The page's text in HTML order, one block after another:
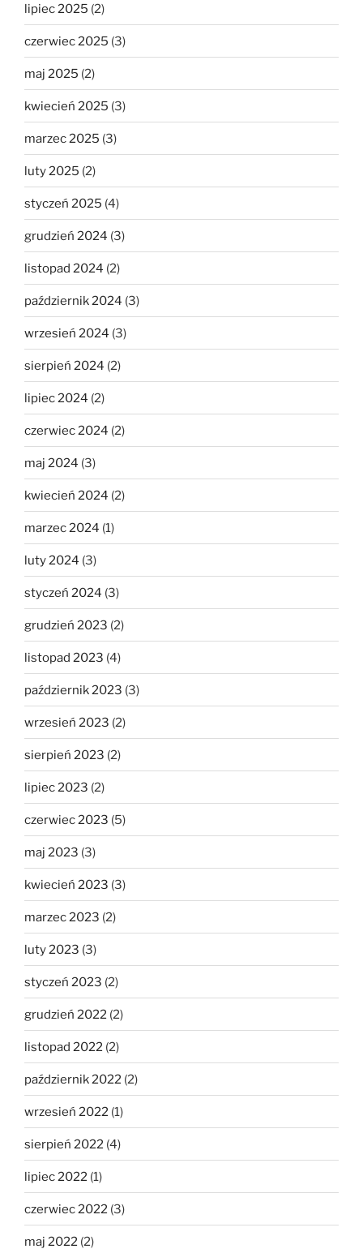
lipiec 2025 (2)
czerwiec 2025 (3)
maj 2025 (2)
kwiecień 2025 (3)
marzec 2025 (3)
luty 2025 (2)
styczeń 2025 (4)
grudzień 2024 (3)
listopad 2024 (2)
październik 2024 (3)
wrzesień 2024 (3)
sierpień 2024 (2)
lipiec 2024 (2)
czerwiec 2024 (2)
maj 2024 (3)
kwiecień 2024 (2)
marzec 2024 (1)
luty 2024 (3)
styczeń 2024 (3)
grudzień 2023 (2)
listopad 2023 (4)
październik 2023 (3)
wrzesień 2023 (2)
sierpień 2023 (2)
lipiec 2023 (2)
czerwiec 2023 (5)
maj 2023 (3)
kwiecień 2023 (3)
marzec 2023 (2)
luty 2023 (3)
styczeń 2023 (2)
grudzień 2022 (2)
listopad 2022 (2)
październik 2022 (2)
wrzesień 2022 (1)
sierpień 2022 (4)
lipiec 2022 (1)
czerwiec 2022 (3)
maj 2022 (2)